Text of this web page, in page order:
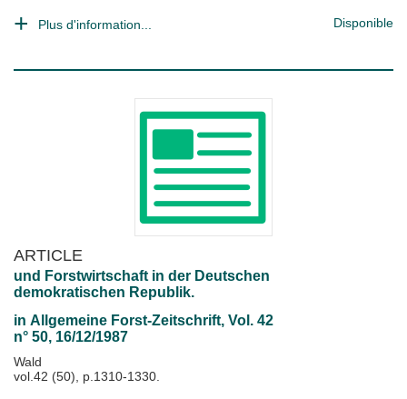
Plus d'information... Disponible
ARTICLE
und Forstwirtschaft in der Deutschen
demokratischen Republik.
in Allgemeine Forst-Zeitschrift, Vol. 42
n° 50, 16/12/1987
Wald
vol.42 (50), p.1310-1330.